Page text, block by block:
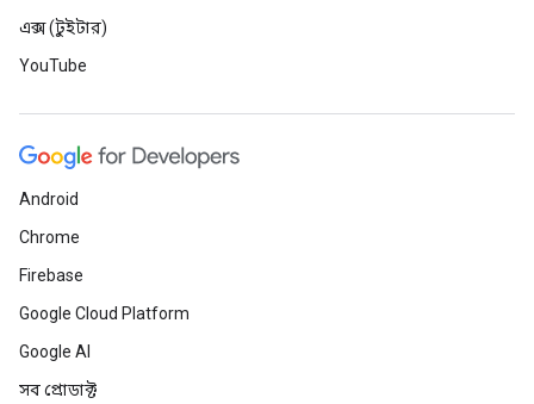
এক্স (টুইটার)
YouTube
Android
Chrome
Firebase
Google Cloud Platform
Google AI
সব প্রোডাক্ট